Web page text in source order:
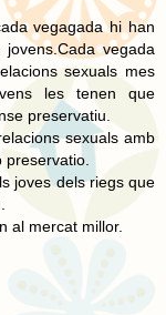
vegagada hi han
vegada
sexuals mes
les tenen que
preservatiu.
sexuals amb
joves dels riegs que
al mercat millor.